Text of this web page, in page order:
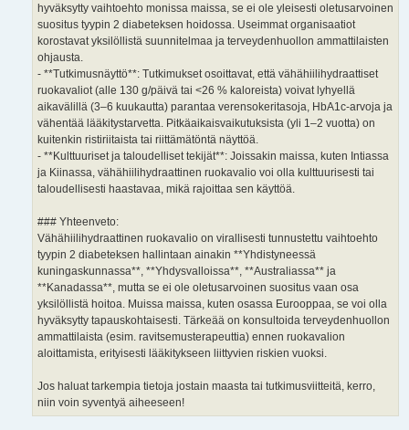
hyväksytty vaihtoehto monissa maissa, se ei ole yleisesti oletusarvoinen
suositus tyypin 2 diabeteksen hoidossa. Useimmat organisaatiot
korostavat yksilöllistä suunnitelmaa ja terveydenhuollon ammattilaisten
ohjausta.
- **Tutkimusnäyttö**: Tutkimukset osoittavat, että vähähiilihydraattiset
ruokavaliot (alle 130 g/päivä tai <26 % kaloreista) voivat lyhyellä
aikavälillä (3–6 kuukautta) parantaa verensokeritasoja, HbA1c-arvoja ja
vähentää lääkitystarvetta. Pitkäaikaisvaikutuksista (yli 1–2 vuotta) on
kuitenkin ristiriitaista tai riittämätöntä näyttöä.
- **Kulttuuriset ja taloudelliset tekijät**: Joissakin maissa, kuten Intiassa
ja Kiinassa, vähähiilihydraattinen ruokavalio voi olla kulttuurisesti tai
taloudellisesti haastavaa, mikä rajoittaa sen käyttöä.
### Yhteenveto:
Vähähiilihydraattinen ruokavalio on virallisesti tunnustettu vaihtoehto
tyypin 2 diabeteksen hallintaan ainakin **Yhdistyneessä
kuningaskunnassa**, **Yhdysvalloissa**, **Australiassa** ja
**Kanadassa**, mutta se ei ole oletusarvoinen suositus vaan osa
yksilöllistä hoitoa. Muissa maissa, kuten osassa Eurooppaa, se voi olla
hyväksytty tapauskohtaisesti. Tärkeää on konsultoida terveydenhuollon
ammattilaista (esim. ravitsemusterapeuttia) ennen ruokavalion
aloittamista, erityisesti lääkitykseen liittyvien riskien vuoksi.
Jos haluat tarkempia tietoja jostain maasta tai tutkimusviitteitä, kerro,
niin voin syventyä aiheeseen!